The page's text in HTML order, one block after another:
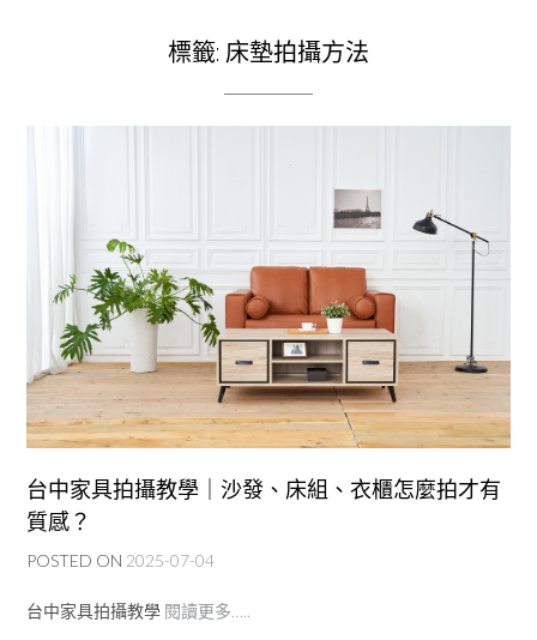
標籤: 床墊拍攝方法
台中家具拍攝教學｜沙發、床組、衣櫃怎麼拍才有
質感？
POSTED ON 2025-07-04
台中家具拍攝教學 閱讀更多…..